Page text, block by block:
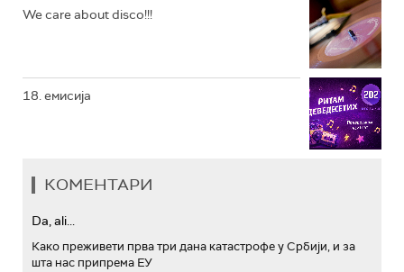
We care about disco!!!
18. емисија
КОМЕНТАРИ
Da, ali...
Како преживети прва три дана катастрофе у Србији, и за
шта нас припрема ЕУ